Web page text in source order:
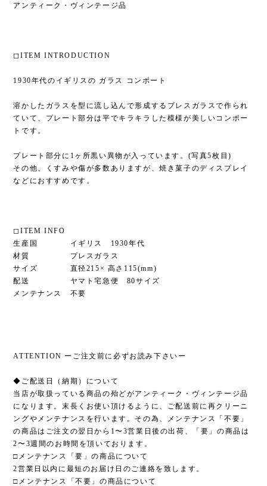
アンティーク・ヴィンテージ品
◻︎ITEM INTRODUCTION
1930年代のイギリスの ガラス コンポート
溶かしたガラスを型に流し込んで形成するプレスガラスで作られ
ていて、プレート部分は平でキラキラした模様が美しいコンポー
トです。
プレート部分に1ヶ所黒い異物が入っています。(写真5枚目)
その他、くすみや傷が多数ありますが、焼き菓子のディスプレイ
などにおすすめです。
◻︎ITEM INFO
生産国 イギリス 1930年代
材質 プレスガラス
サイズ 直径215× 高さ115(mm)
配送 ヤマト宅急便 80サイズ
メンテナンス 不要
ATTENTION ーご注文前に必ずお読み下さいー
◆ご配送日（納期）について
当店が取扱っている商品の殆どがアンティーク・ヴィンテージ品
になります。末長くお使い頂けるように、ご配送前に再クリーニ
ングやメンテナンスを行います。その為、メンテナンス「不要」
の商品はご注文の翌日から1〜3営業日後の出荷、「要」の商品は
2〜3週間のお時間を頂いております。
□メンテナンス「要」の商品について
2営業日以内に最短のお届け日のご連絡を致します。
□メンテナンス「不要」の商品について